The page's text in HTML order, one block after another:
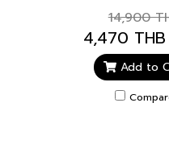
14,900
4,470 THB
Add to